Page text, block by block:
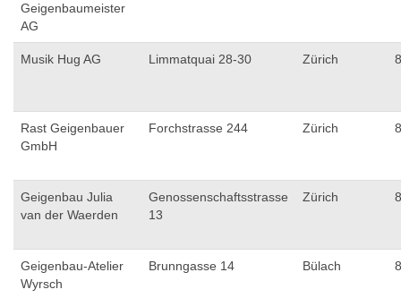
Geigenbaumeister
AG
Musik Hug AG Limmatquai 28-30 Zürich
Rast Geigenbauer
GmbH
Forchstrasse 244 Zürich
Geigenbau Julia
van der Waerden
Genossenschaftsstrasse
13
Zürich
Geigenbau-Atelier
Wyrsch
Brunngasse 14 Bülach